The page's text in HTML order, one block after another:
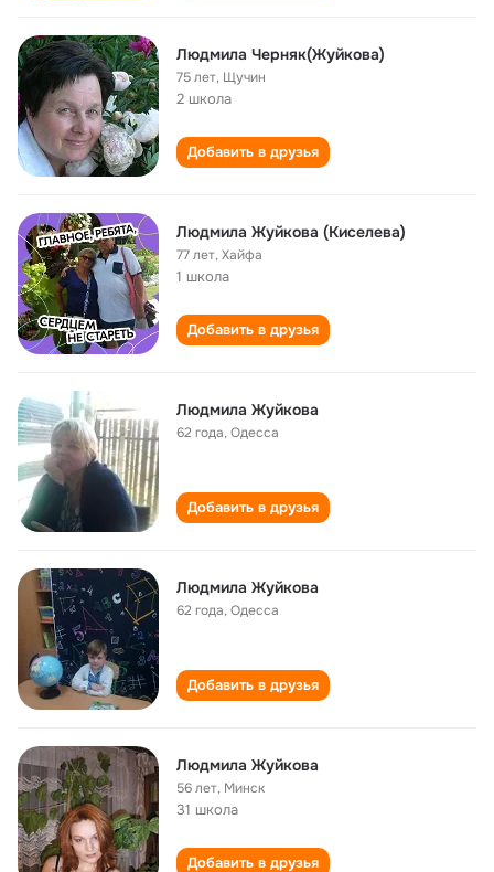
Людмила Черняк(Жуйкова)
75 лет, Щучин
2 школа
Добавить в друзья
Людмила Жуйкова (Киселева)
77 лет,Хайфа
1 школа
Добавить в друзья
Людмила Жуйкова
62 года,Одесса
Добавить в друзья
Людмила Жуйкова
62 года,Одесса
Добавить в друзья
Людмила Жуйкова
56 лет, Минск
31 школа
Добавить в друзья